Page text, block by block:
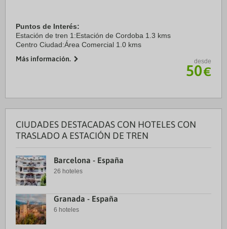
Puntos de Interés:
Estación de tren 1:Estación de Cordoba 1.3 kms
Centro Ciudad:Área Comercial 1.0 kms
Más información.
desde
50€
CIUDADES DESTACADAS CON HOTELES CON
TRASLADO A ESTACIÓN DE TREN
Barcelona - España
26 hoteles
Granada - España
6 hoteles